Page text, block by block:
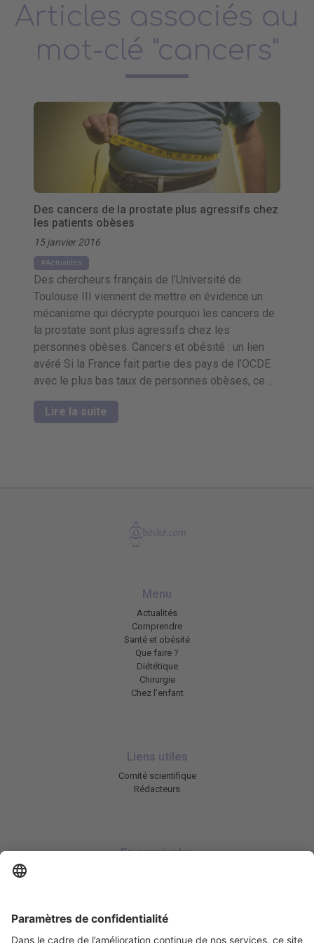
Articles associés au
mot-clé "cancers"
Des cancers de la prostate plus agressifs chez
les patients obèses
15 janvier 2016
Actualités
Des chercheurs français de l’Université de
Toulouse III viennent de mettre en évidence un
mécanisme qui décrypte pourquoi les cancers de
la prostate sont plus agressifs chez les
personnes obèses. Cancers et obésité : un lien
avéré Si la France fait partie des pays de l’OCDE
avec le plus bas taux de personnes obèses, ce …
Lire la suite
Menu
Actualités
Comprendre
Santé et obésité
Que faire ?
Diététique
Chirurgie
Chez l’enfant
Liens utiles
Comité scientifique
Rédacteurs
En savoir plus